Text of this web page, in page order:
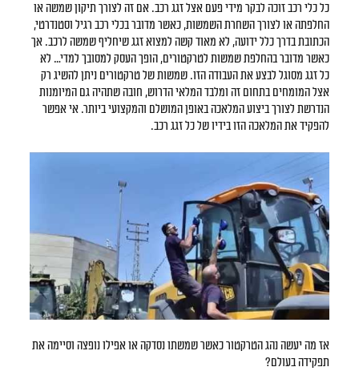
כל כלי רכב זוכה לבקר מידי פעם אצל זגג רכב. אם זה לצורך תיקון שמשה או
החלפתה או לצורך השחרת השמשות, כאשר מדובר בכלי רכב רגיל וסטנדרטי,
הכתובת בדרך כלל ידועה, לא מאוד קשה למצוא זגג שיחליף שמשה לרכב. אך
כאשר מדובר בהחלפת שמשות לטרקטורים, הופך העסק למסובך למדי… לא
כל זגג מסוגל לבצע את העבודה הזו. שמשות של טרקטורים ניתן להשיג רק
אצל המומחים בתחום זה ומלבד המלאי הדרוש, חובה שתהיה גם המיומנות
הנדרשת לצורך ביצוע המלאכה באופן המושלם והמקצועי ביותר. אי אפשר
להפקיד את המלאכה הזו בידיו של כל זגג רכב.
אז מה יעשה נהג הטרקטור כאשר שמשתו נסדקה או אפילו נופצה וסיימה את
תפקידה בעולם?